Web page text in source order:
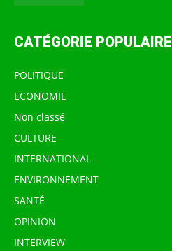
CATÉGORIE POPULAIRE
POLITIQUE
ECONOMIE
Non classé
CULTURE
INTERNATIONAL
ENVIRONNEMENT
SANTÉ
OPINION
INTERVIEW